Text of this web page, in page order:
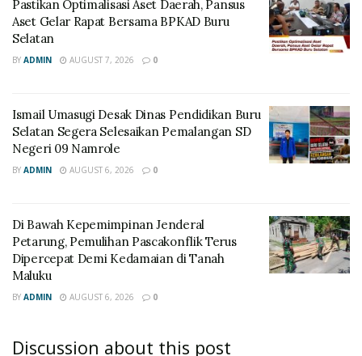
Pastikan Optimalisasi Aset Daerah, Pansus
Aset Gelar Rapat Bersama BPKAD Buru
Selatan
BY ADMIN AUGUST 7, 2026 0
Ismail Umasugi Desak Dinas Pendidikan Buru
Selatan Segera Selesaikan Pemalangan SD
Negeri 09 Namrole
BY ADMIN AUGUST 6, 2026 0
Di Bawah Kepemimpinan Jenderal
Petarung, Pemulihan Pascakonflik Terus
Dipercepat Demi Kedamaian di Tanah
Maluku
BY ADMIN AUGUST 6, 2026 0
Discussion about this post